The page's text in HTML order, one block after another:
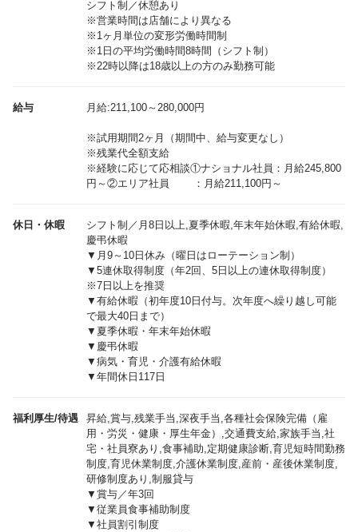
シフト制／休憩あり
※営業時間は店舗により異なる
※1ヶ月単位の変形労働時間制
※1日の平均労働時間8時間（シフト制）
※22時以降は18歳以上の方のみ勤務可能
給与 月給:211,100～280,000円
※試用期間2ヶ月（期間中、給与変更なし）
※残業代全額支給
※経験に応じて応相談①ナショナル社員：月給245,800
休日・休暇
シフト制／月8日以上,夏季休暇,年末年始休暇,有給休暇,
慶弔休暇
▼月9～10日休み（曜日はローテーション制）
▼5連休取得制度（年2回、5日以上の連休取得制度）
※7日以上を推奨
▼有給休暇（初年度10日付与。次年度へ繰り越し可能
で最大40日まで）
▼夏季休暇・年末年始休暇
▼慶弔休暇
▼病気・育児・介護有給休暇
▼年間休日117日
福利厚生/待遇
昇給,賞与,残業手当,深夜手当,各種社会保険完備（雇
用・労災・健康・厚生年金）,交通費支給,家族手当,社
宅・社員寮あり,食事補助,定期健康診断,育児短時間勤務
制度,育児休業制度,介護休業制度,産前・産後休業制度,
研修制度あり,制服貸与
▼賞与／年3回
▼従業員食事補助制度
▼社員割引制度